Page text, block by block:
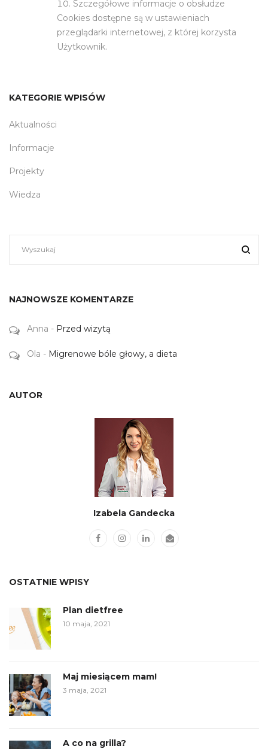
Szczegółowe informacje o obsłudze
Cookies dostępne są w ustawieniach
przeglądarki internetowej, z której korzysta
Użytkownik.
KATEGORIE WPISÓW
Aktualności
Informacje
Projekty
Wiedza
NAJNOWSZE KOMENTARZE
Anna - Przed wizytą
Ola - Migrenowe bóle głowy, a dieta
AUTOR
Izabela Gandecka
OSTATNIE WPISY
Plan dietfree
10 maja, 2021
Maj miesiącem mam!
3 maja, 2021
A co na grilla?